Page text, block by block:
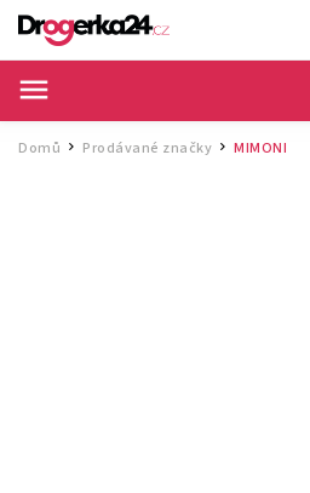
Domů / Prodávané značky / MIMONI